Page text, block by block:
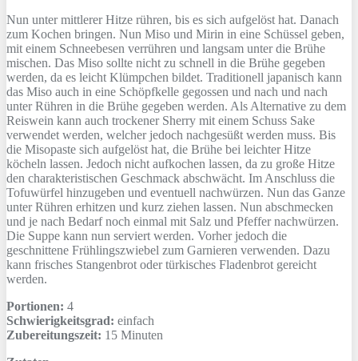
Nun unter mittlerer Hitze rühren, bis es sich aufgelöst hat. Danach
zum Kochen bringen. Nun Miso und Mirin in eine Schüssel geben,
mit einem Schneebesen verrühren und langsam unter die Brühe
mischen. Das Miso sollte nicht zu schnell in die Brühe gegeben
werden, da es leicht Klümpchen bildet. Traditionell japanisch kann
das Miso auch in eine Schöpfkelle gegossen und nach und nach
unter Rühren in die Brühe gegeben werden. Als Alternative zu dem
Reiswein kann auch trockener Sherry mit einem Schuss Sake
verwendet werden, welcher jedoch nachgesüßt werden muss. Bis
die Misopaste sich aufgelöst hat, die Brühe bei leichter Hitze
köcheln lassen. Jedoch nicht aufkochen lassen, da zu große Hitze
den charakteristischen Geschmack abschwächt. Im Anschluss die
Tofuwürfel hinzugeben und eventuell nachwürzen. Nun das Ganze
unter Rühren erhitzen und kurz ziehen lassen. Nun abschmecken
und je nach Bedarf noch einmal mit Salz und Pfeffer nachwürzen.
Die Suppe kann nun serviert werden. Vorher jedoch die
geschnittene Frühlingszwiebel zum Garnieren verwenden. Dazu
kann frisches Stangenbrot oder türkisches Fladenbrot gereicht
werden.
Portionen: 4
Schwierigkeitsgrad: einfach
Zubereitungszeit: 15 Minuten